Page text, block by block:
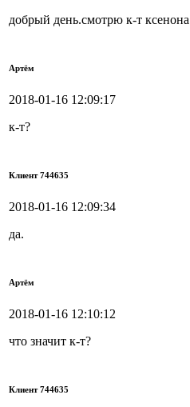
добрый день.смотрю к-т
Артём
2018-01-16 12:09:17
к-т?
Клиент 744635
2018-01-16 12:09:34
да.
Артём
2018-01-16 12:10:12
что значит к-т?
Клиент 744635